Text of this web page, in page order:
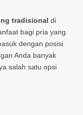
tradisional di
bagi pria yang
dengan posisi
Anda banyak
salah satu opsi